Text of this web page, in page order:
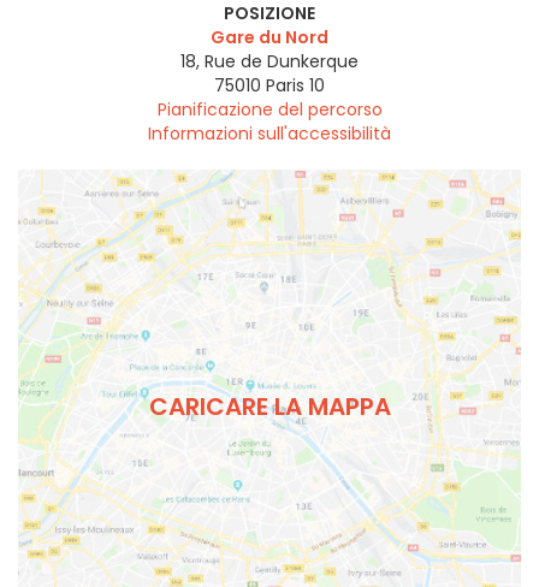
POSIZIONE
Gare du Nord
18, Rue de Dunkerque
75010 Paris 10
Pianificazione del percorso
Informazioni sull'accessibilità
CARICARE LA MAPPA